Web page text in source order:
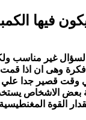
فيها
غير مناسب
وهى ان اذا قمت
وقت قصير جدا
بعض الاشخاص
القوة